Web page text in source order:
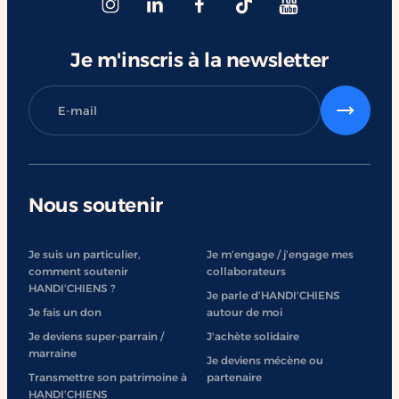
Je m'inscris à la newsletter
Nous soutenir
Je suis un particulier,
comment soutenir
HANDI’CHIENS ?
Je fais un don
Je deviens super-parrain /
marraine
Transmettre son patrimoine à
HANDI’CHIENS
Je m’engage / j’engage mes
collaborateurs
Je parle d’HANDI’CHIENS
autour de moi
J'achète solidaire
Je deviens mécène ou
partenaire